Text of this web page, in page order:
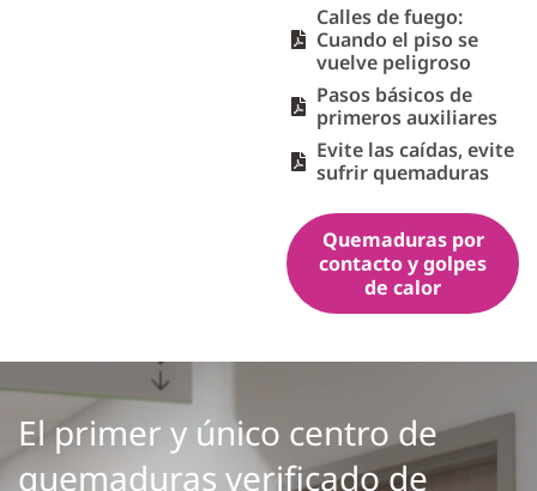
Calles de fuego:
Cuando el piso se
vuelve peligroso
Pasos básicos de
primeros auxiliares
Evite las caídas, evite
sufrir quemaduras
Quemaduras por
contacto y golpes
de calor
El primer y único centro de
quemaduras verificado de